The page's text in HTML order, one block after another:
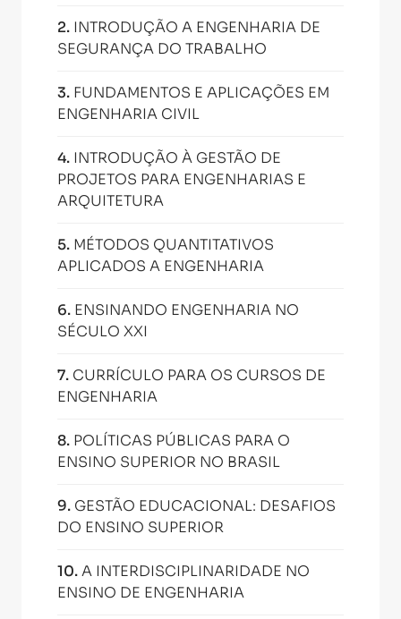
2. INTRODUÇÃO A ENGENHARIA DE
SEGURANÇA DO TRABALHO
3. FUNDAMENTOS E APLICAÇÕES EM
ENGENHARIA CIVIL
4. INTRODUÇÃO À GESTÃO DE
PROJETOS PARA ENGENHARIAS E
ARQUITETURA
5. MÉTODOS QUANTITATIVOS
APLICADOS A ENGENHARIA
6. ENSINANDO ENGENHARIA NO
SÉCULO XXI
7. CURRÍCULO PARA OS CURSOS DE
ENGENHARIA
8. POLÍTICAS PÚBLICAS PARA O
ENSINO SUPERIOR NO BRASIL
9. GESTÃO EDUCACIONAL: DESAFIOS
DO ENSINO SUPERIOR
10.A INTERDISCIPLINARIDADE NO
ENSINO DE ENGENHARIA